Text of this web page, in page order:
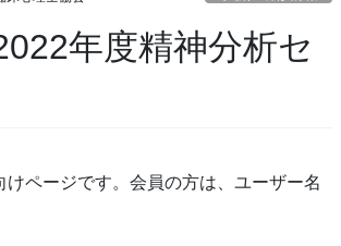
年度精神分析セ
ページです。会員の方は、ユーザー名